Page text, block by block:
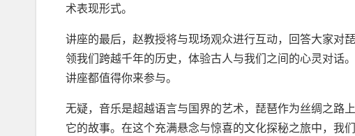
术表现形式。
讲座的最后，赵教授将与现场观众进行互动，回答大家对
领我们跨越千年的历史，体验古人与我们之间的心灵对话
讲座都值得你来参与。
无疑，音乐是超越语言与国界的艺术，琵琶作为丝绸之路
它的故事。在这个充满悬念与惊喜的文化探秘之旅中，我